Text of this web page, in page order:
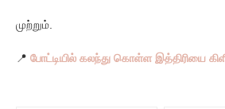
முற்றும்.
📍 போட்டியில் கலந்து கொள்ள இத்திரியை